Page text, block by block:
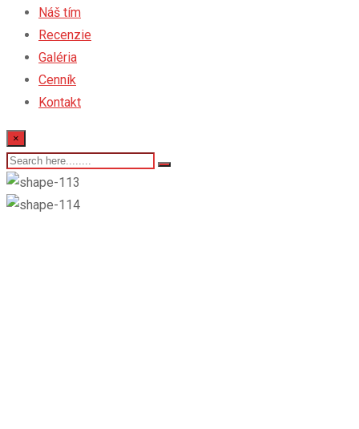
Náš tím
Recenzie
Galéria
Cenník
Kontakt
×